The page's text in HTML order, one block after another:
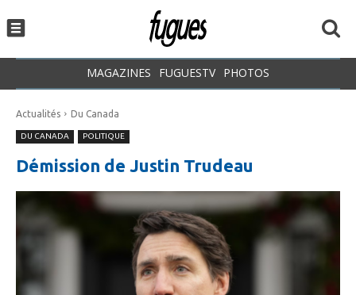
MAGAZINES FUGUESTV PHOTOS
Actualités Du Canada
DU CANADA POLITIQUE
Démission de Justin Trudeau